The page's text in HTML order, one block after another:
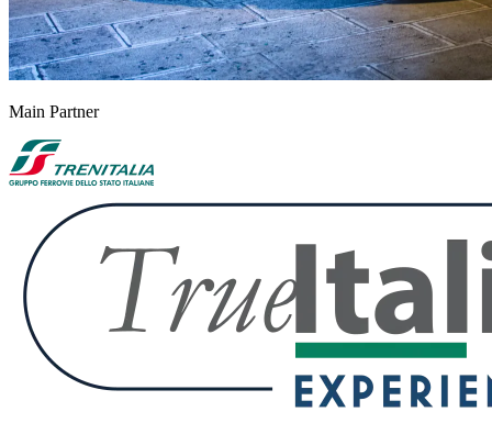
Main Partner